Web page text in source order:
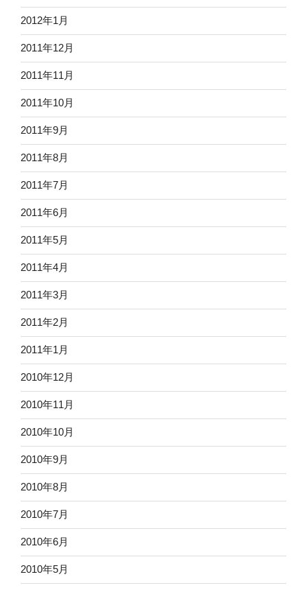
2012年1月
2011年12月
2011年11月
2011年10月
2011年9月
2011年8月
2011年7月
2011年6月
2011年5月
2011年4月
2011年3月
2011年2月
2011年1月
2010年12月
2010年11月
2010年10月
2010年9月
2010年8月
2010年7月
2010年6月
2010年5月